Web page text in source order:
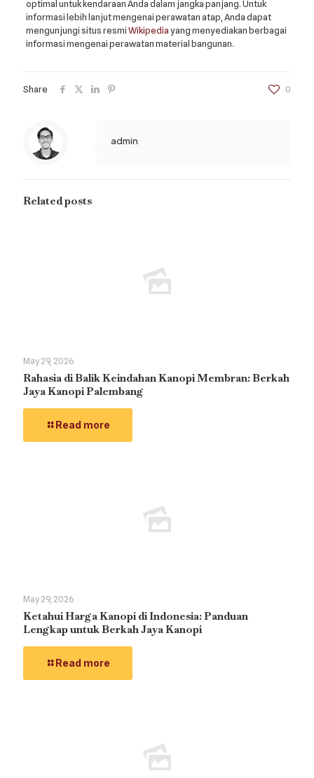
optimal untuk kendaraan Anda dalam jangka panjang. Untuk
informasi lebih lanjut mengenai perawatan atap, Anda dapat
mengunjungi situs resmiWikipediayang menyediakan berbagai
informasi mengenai perawatan material bangunan.
Share 0
admin
Related posts
May 29, 2026
Rahasia di Balik Keindahan Kanopi Membran: Berkah
Jaya Kanopi Palembang
Read more
May 29, 2026
Ketahui Harga Kanopi di Indonesia: Panduan
Lengkap untuk Berkah Jaya Kanopi
Read more